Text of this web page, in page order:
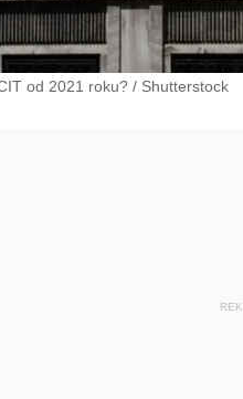
od 2021 roku? / Shutterstock